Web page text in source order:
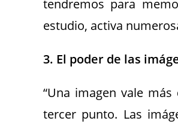
tendremos para
estudio, activa
3. El poder de las
“Una imagen vale
tercer punto. Las